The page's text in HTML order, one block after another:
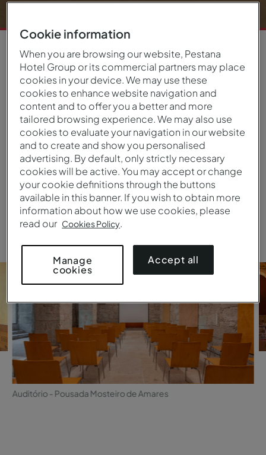
Locais únicos e versáteis
As Pousadas de Portugal oferecem o cenário
perfeito para eventos empresariais e de
negócios em edifícios históricos repletos de
charme. As nossas salas adaptáveis são
adequadas para reuniões, conferências, eventos
de team-building, apresentações de produtos e
muito mais. Estamos comprometidos em fazer
do seu evento um sucesso atendendo a todas as
suas necessidades e requisitos específicos.
Auditório - Pousada Mosteiro de Amares
Cookie information
When you are browsing our website, Pestana
Hotel Group or its commercial partners may place
cookies in your device. We may use these
cookies to enhance website navigation and
content and to offer you a better and more
tailored browsing experience. We may also use
cookies to evaluate your navigation in our website
and to create and show you personalised
advertising. By default, only strictly necessary
cookies will be active. You may accept or change
your cookie definitions through the buttons
available in this banner. If you wish to obtain more
information about how we use cookies, please
read our Cookies Policy.
Accept all
Manage
cookies